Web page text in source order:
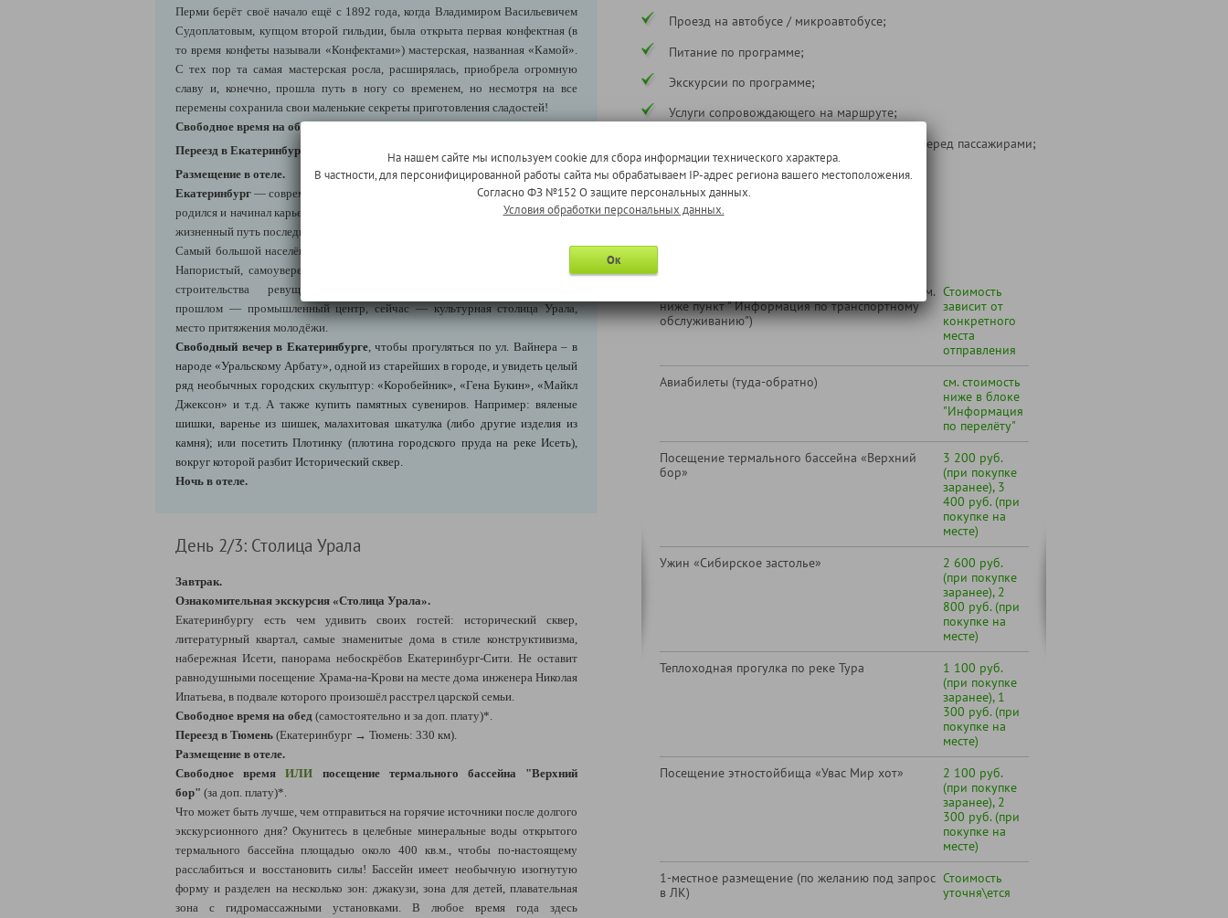
Перми берёт своё начало ещё с 1892 года, когда Владимиром Васильевичем
Судоплатовым, купцом второй гильдии, была открыта первая конфектная (в
то время конфеты называли «Конфектами») мастерская, названная «Камой».
С тех пор та самая мастерская росла, расширялась, приобрела огромную
славу и, конечно, прошла путь в ногу со временем, но несмотря на все
перемены сохранила свои маленькие секреты приготовления сладостей!
Свободное время на обед(самостоятельно и за доп. плату)*.
Переезд в Екатеринбург
(Пермь → Екатеринбург: 360 км).
Размещение в отеле.
Екатеринбург — современный город-миллионник с ярким характером. Здесь
родился и начинал карьеру первый президент России, здесь же закончил свой
жизненный путь последний российский император.
Самый большой населённый пункт на сухопутной границе Европы и Азии!
Напористый, самоуверенный и дерзкий: не зря его история начинается со
строительства ревущей плотины железоделательного завода. В
прошлом — промышленный центр, сейчас — культурная столица Урала,
место притяжения молодёжи.
Свободный вечер в Екатеринбурге, чтобы прогуляться по ул. Вайнера – в
народе «Уральскому Арбату», одной из старейших в городе, и увидеть целый
ряд необычных городских скульптур: «Коробейник», «Гена Букин», «Майкл
Джексон» и т.д. А также купить памятных сувениров. Например: вяленые
шишки, варенье из шишек, малахитовая шкатулка (либо другие изделия из
камня); или посетить Плотинку (плотина городского пруда на реке Исеть),
вокруг которой разбит Исторический сквер.
Ночь в отеле.
День 2/3: Столица Урала
Завтрак.
Ознакомительная экскурсия «Столица Урала».
Екатеринбургу есть чем удивить своих гостей: исторический сквер,
литературный квартал, самые знаменитые дома в стиле конструктивизма,
набережная Исети, панорама небоскрёбов Екатеринбург-Сити. Не оставит
равнодушными посещение Храма-на-Крови на месте дома инженера Николая
Ипатьева, в подвале которого произошёл расстрел царской семьи.
Свободное время на обед (самостоятельно и за доп. плату)*.
Переезд в Тюмень (Екатеринбург → Тюмень: 330 км).
Размещение в отеле.
Свободное времяИЛИ посещение термального бассейна "Верхний
бор" (за доп. плату)*.
Что может быть лучше, чем отправиться на горячие источники после долгого
экскурсионного дня? Окунитесь в целебные минеральные воды открытого
термального бассейна площадью около 400 кв.м., чтобы по-настоящему
расслабиться и восстановить силы! Бассейн имеет необычную изогнутую
форму и разделен на несколько зон: джакузи, зона для детей, плавательная
зона с гидромассажными установками. В любое время года здесь
Проезд на автобусе / микроавтобусе;
Питание по программе;
Экскурсии по программе;
Услуги сопровождающего на маршруте;
Страхование ответственности перевозчика перед пассажирами;
* в соответствии с программой тура
Надбавка за отправление из Вашего города (см.
ниже пункт " Информация по транспортному
обслуживанию")
Стоимость
зависит от
конкретного
места
отправления
Авиабилеты (туда-обратно)
см. стоимость
ниже в блоке
"Информация
по перелёту"
Посещение термального бассейна «Верхний
бор»
3 200 руб.
(при покупке
заранее), 3
400 руб. (при
покупке на
месте)
Ужин «Сибирское застолье»
2 600 руб.
(при покупке
заранее), 2
800 руб. (при
покупке на
месте)
Теплоходная прогулка по реке Тура
1 100 руб.
(при покупке
заранее), 1
300 руб. (при
покупке на
месте)
Посещение этностойбища «Увас Мир хот»
2 100 руб.
(при покупке
заранее), 2
300 руб. (при
покупке на
месте)
1-местное размещение (по желанию под запрос
в ЛК)
Стоимость
уточня\ется
На нашем сайте мы используем cookie для сбора информации технического характера.
В частности, для персонифицированной работы сайта мы обрабатываем IP-адрес региона вашего местоположения.
Согласно ФЗ №152 О защите персональных данных.
Условия обработки персональных данных.
Ок